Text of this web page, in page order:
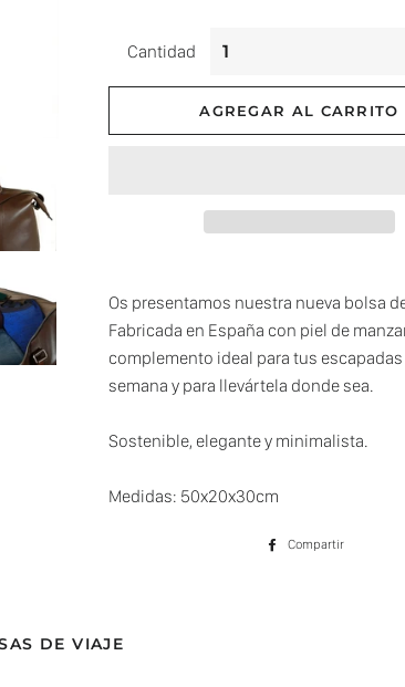
Cantidad
AGREGAR AL CARRITO
Os presentamos nuestra nueva bolsa
Fabricada en España con piel de
complemento ideal para tus
semana y para llevártela donde sea.
Sostenible, elegante y minimalista.
Medidas: 50x20x30cm
Compartir
DE VIAJE